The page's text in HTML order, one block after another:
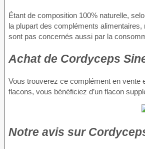
Étant de composition 100% naturelle,
la plupart des compléments
sont pas concernés aussi par la
Achat de Cordyceps
Vous trouverez ce complément en vente
flacons, vous bénéficiez d’un flacon
Notre avis sur